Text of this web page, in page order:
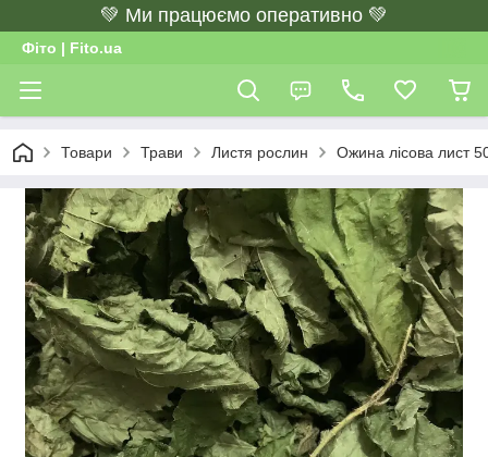
💚 Ми працюємо оперативно 💚
Фіто | Fito.ua
Товари Трави Листя рослин Ожина лісова лист